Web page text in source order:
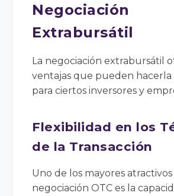
Negociación
Extrabursátil
La negociación extrabursátil
ventajas que pueden hacerla
para ciertos inversores y
Flexibilidad en los
de la Transacción
Uno de los mayores
negociación OTC es la